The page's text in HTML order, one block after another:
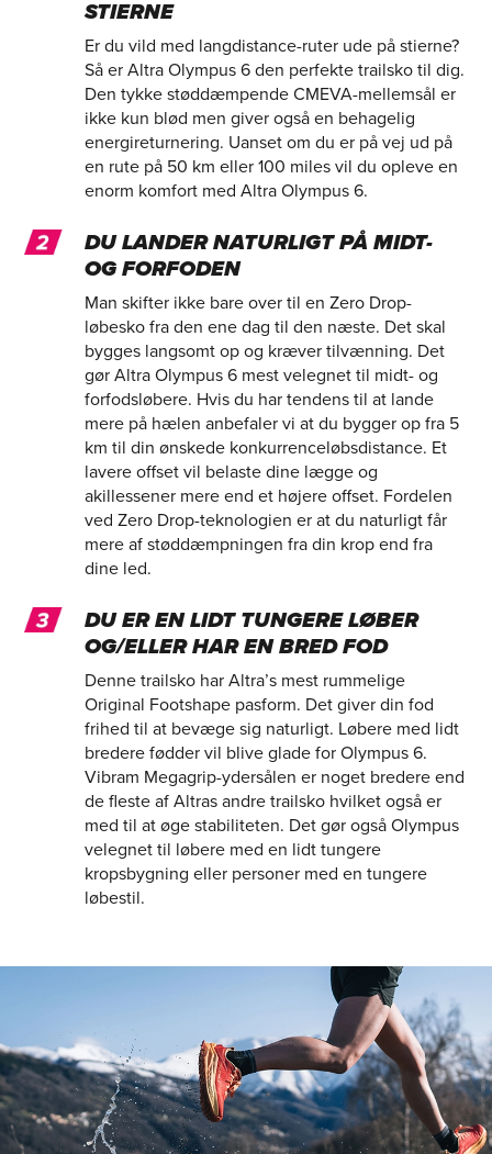
STIERNE
Er du vild med langdistance-ruter ude på stierne?
Så er Altra Olympus 6 den perfekte trailsko til dig.
Den tykke støddæmpende CMEVA-mellemsål er
ikke kun blød men giver også en behagelig
energireturnering. Uanset om du er på vej ud på
en rute på 50 km eller 100 miles vil du opleve en
enorm komfort med Altra Olympus 6.
DU LANDER NATURLIGT PÅ MIDT-
OG FORFODEN
Man skifter ikke bare over til en Zero Drop-
løbesko fra den ene dag til den næste. Det skal
bygges langsomt op og kræver tilvænning. Det
gør Altra Olympus 6 mest velegnet til midt- og
forfodsløbere. Hvis du har tendens til at lande
mere på hælen anbefaler vi at du bygger op fra 5
km til din ønskede konkurrenceløbsdistance. Et
lavere offset vil belaste dine lægge og
akillessener mere end et højere offset. Fordelen
ved Zero Drop-teknologien er at du naturligt får
mere af støddæmpningen fra din krop end fra
dine led.
DU ER EN LIDT TUNGERE LØBER
OG/ELLER HAR EN BRED FOD
Denne trailsko har Altra’s mest rummelige
Original Footshape pasform. Det giver din fod
frihed til at bevæge sig naturligt. Løbere med lidt
bredere fødder vil blive glade for Olympus 6.
Vibram Megagrip-ydersålen er noget bredere end
de fleste af Altras andre trailsko hvilket også er
med til at øge stabiliteten. Det gør også Olympus
velegnet til løbere med en lidt tungere
kropsbygning eller personer med en tungere
løbestil.